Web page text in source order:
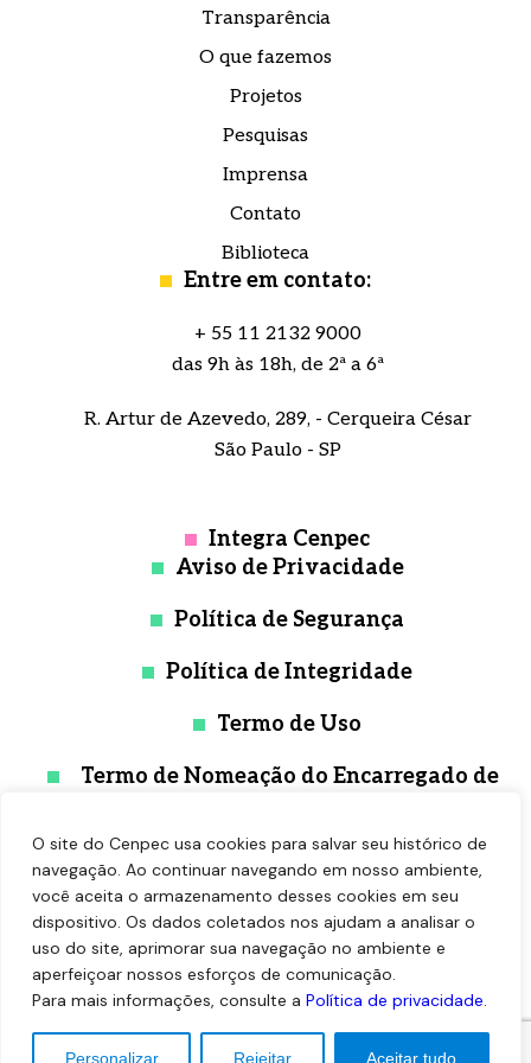
O site do Cenpec usa cookies para salvar seu histórico de
navegação. Ao continuar navegando em nosso ambiente,
você aceita o armazenamento desses cookies em seu
dispositivo. Os dados coletados nos ajudam a analisar o
uso do site, aprimorar sua navegação no ambiente e
aperfeiçoar nossos esforços de comunicação.
Para mais informações, consulte a Política de privacidade.
Personalizar Rejeitar Aceitar tudo
Transparência
O que fazemos
Projetos
Pesquisas
Imprensa
Contato
Biblioteca
Entre em contato:
+ 55 11 2132 9000
das 9h às 18h, de 2ª a 6ª
R. Artur de Azevedo, 289, - Cerqueira César
São Paulo - SP
Integra Cenpec
Aviso de Privacidade
Política de Segurança
Política de Integridade
Termo de Uso
Termo de Nomeação do Encarregado de
©2026 - Cenpec - Esta obra está licenciado com uma
Licença Creative Commons Atribuição 4.0. Tecnologia (ꓭ/